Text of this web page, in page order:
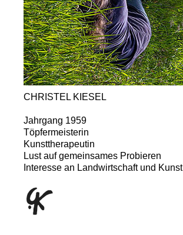
CHRISTEL KIESEL
Jahrgang 1959
Töpfermeisterin
Kunsttherapeutin
Lust auf gemeinsames Probieren
Interesse an Landwirtschaft und Kunst